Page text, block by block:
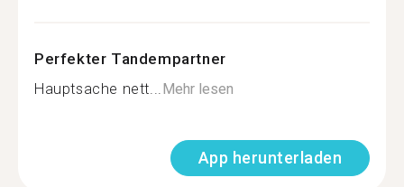
Perfekter Tandempartner
Hauptsache nett...Mehr lesen
App herunterladen